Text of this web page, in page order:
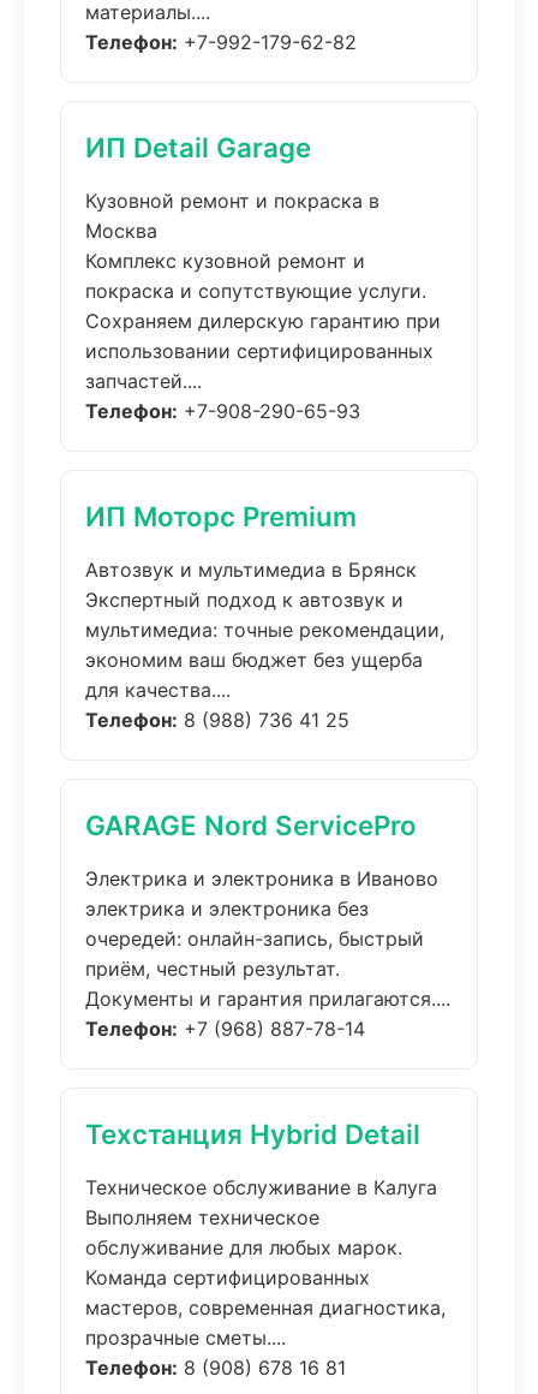
материалы....
Телефон: +7-992-179-62-82
ИП Detail Garage
Кузовной ремонт и покраска в
Москва
Комплекс кузовной ремонт и
покраска и сопутствующие услуги.
Сохраняем дилерскую гарантию при
использовании сертифицированных
запчастей....
Телефон: +7-908-290-65-93
ИП Моторс Premium
Автозвук и мультимедиа в Брянск
Экспертный подход к автозвук и
мультимедиа: точные рекомендации,
экономим ваш бюджет без ущерба
для качества....
Телефон: 8 (988) 736 41 25
GARAGE Nord ServicePro
Электрика и электроника в Иваново
электрика и электроника без
очередей: онлайн-запись, быстрый
приём, честный результат.
Документы и гарантия прилагаются....
Телефон: +7 (968) 887-78-14
Техстанция Hybrid Detail
Техническое обслуживание в Калуга
Выполняем техническое
обслуживание для любых марок.
Команда сертифицированных
мастеров, современная диагностика,
прозрачные сметы....
Телефон: 8 (908) 678 16 81